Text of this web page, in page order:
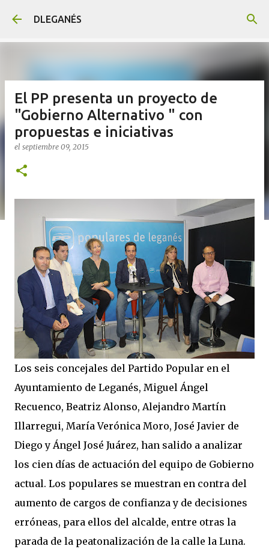
DLEGANÉS
El PP presenta un proyecto de
"Gobierno Alternativo " con
propuestas e iniciativas
el septiembre 09, 2015
Los seis concejales del Partido Popular en el
Ayuntamiento de Leganés, Miguel Ángel
Recuenco, Beatriz Alonso, Alejandro Martín
Illarregui, María Verónica Moro, José Javier de
Diego y Ángel José Juárez, han salido a analizar
los cien días de actuación del equipo de Gobierno
actual. Los populares se muestran en contra del
aumento de cargos de confianza y de decisiones
erróneas, para ellos del alcalde, entre otras la
parada de la peatonalización de la calle la Luna.